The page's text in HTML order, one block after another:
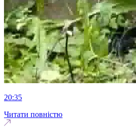
20:35
Читати повністю